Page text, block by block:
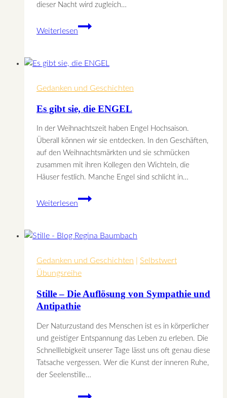
dieser Nacht wird zugleich…
Weiterlesen
Wintersonnenwende
Julfest
Gedanken und Geschichten
Es gibt sie, die ENGEL
In der Weihnachtszeit haben Engel Hochsaison.
Überall können wir sie entdecken. In den Geschäften,
auf den Weihnachtsmärkten und sie schmücken
zusammen mit ihren Kollegen den Wichteln, die
Häuser festlich. Manche Engel sind schlicht in…
Weiterlesen
Es
die
Gedanken und Geschichten
Selbstwert
Übungsreihe
Stille – Die Auflösung von Sympathie und
Antipathie
Der Naturzustand des Menschen ist es in körperlicher
und geistiger Entspannung das Leben zu erleben. Die
Schnelllebigkeit unserer Tage lässt uns oft genau diese
Tatsache vergessen. Wer die Kunst der inneren Ruhe,
der Seelenstille…
Stille